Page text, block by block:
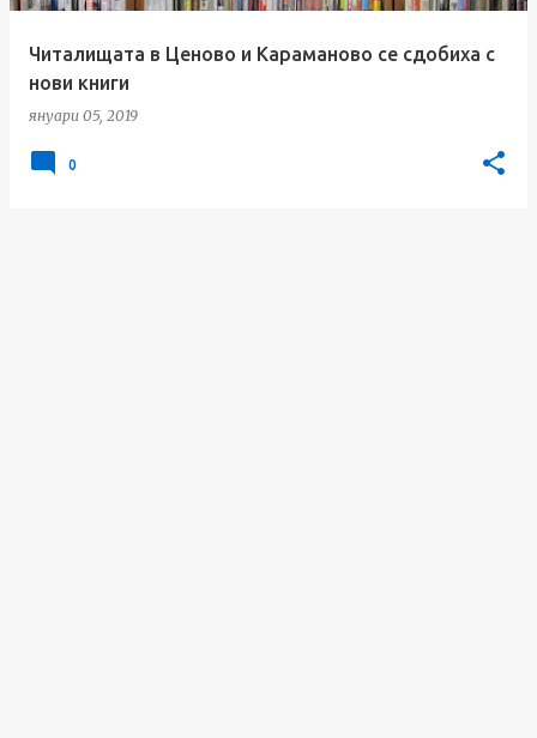
Читалищата в Ценово и Караманово се сдобиха с
нови книги
януари 05, 2019
0